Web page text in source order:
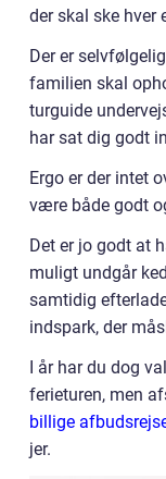
der skal ske hver
Der er
familien skal
turguide
har sat dig godt
Ergo er der intet
være både godt
Det er jo godt at
muligt undgår
samtidig
indspark, der
I år har du dog
ferieturen, men
billige
jer.